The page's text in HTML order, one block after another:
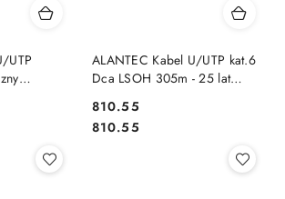
UTP
ALANTEC Kabel U/UTP kat.6
Dca LSOH 305m - 25 lat
Cena:
810.55
Cena:
810.55